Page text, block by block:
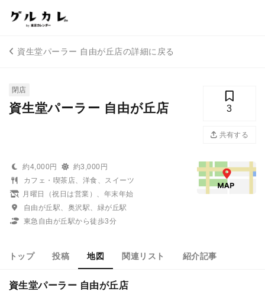
資生堂パーラー 自由が丘店の詳細に戻る
閉店
資生堂パーラー 自由が丘店 3
共有する
約4,000円
約3,000円
カフェ・喫茶店、洋食、スイーツ
月曜日（祝日は営業）、年末年始
自由が丘駅、奥沢駅、緑が丘駅
東急自由が丘駅から徒歩3分
トップ 投稿 地図 関連リスト 紹介記事
資生堂パーラー 自由が丘店